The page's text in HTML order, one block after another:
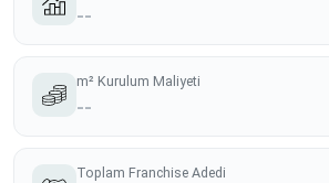
--
m² Kurulum Maliyeti
--
Toplam Franchise Adedi